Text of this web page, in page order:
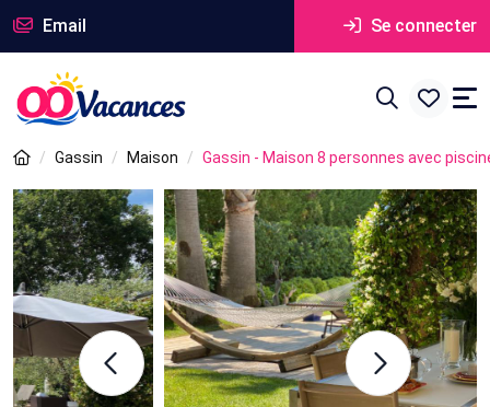
Email Se connecter
Gassin Maison Gassin - Maison 8 personnes avec